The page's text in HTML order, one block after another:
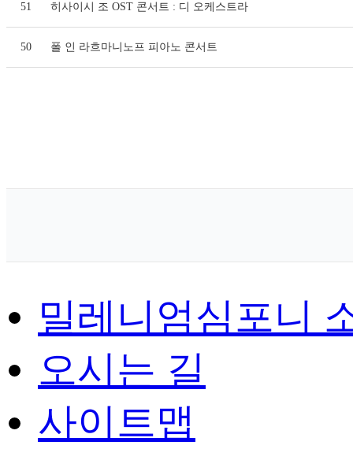
51 히사이시 조 OST 콘서트 : 디 오케스트라
50 폴 인 라흐마니노프 피아노 콘서트
밀레니엄심포니
오시는 길
사이트맵